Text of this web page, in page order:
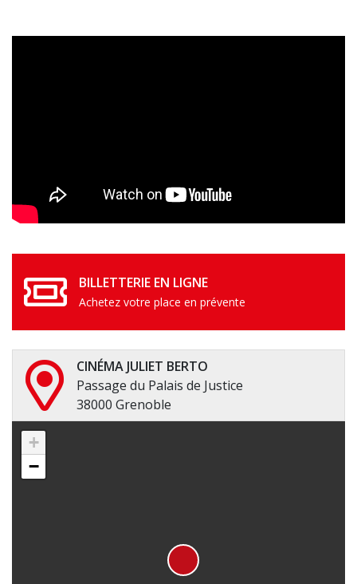
BILLETTERIE EN LIGNE
Achetez votre place en prévente
CINÉMA JULIET BERTO
Passage du Palais de Justice
38000 Grenoble
+
−